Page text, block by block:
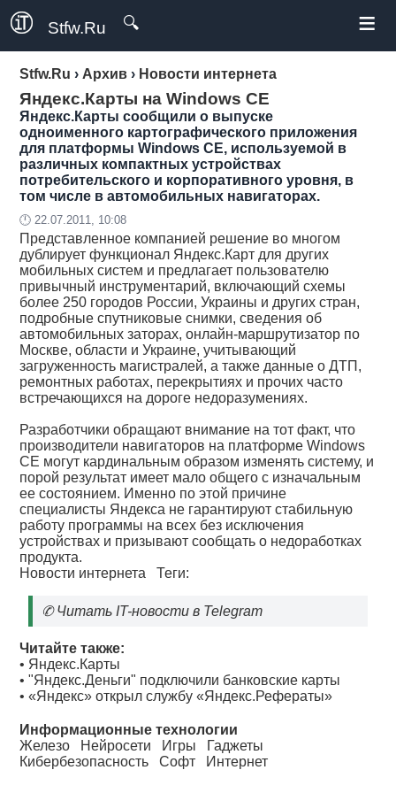
Stfw.Ru 🔍 ≡
Stfw.Ru › Архив › Новости интернета
Яндекс.Карты на Windows CE
Яндекс.Карты сообщили о выпуске
одноименного картографического приложения
для платформы Windows CE, используемой в
различных компактных устройствах
потребительского и корпоративного уровня, в
том числе в автомобильных навигаторах.
🕛 22.07.2011, 10:08
Представленное компанией решение во многом
дублирует функционал Яндекс.Карт для других
мобильных систем и предлагает пользователю
привычный инструментарий, включающий схемы
более 250 городов России, Украины и других стран,
подробные спутниковые снимки, сведения об
автомобильных заторах, онлайн-маршрутизатор по
Москве, области и Украине, учитывающий
загруженность магистралей, а также данные о ДТП,
ремонтных работах, перекрытиях и прочих часто
встречающихся на дороге недоразумениях.
Разработчики обращают внимание на тот факт, что
производители навигаторов на платформе Windows
CE могут кардинальным образом изменять систему, и
порой результат имеет мало общего с изначальным
ее состоянием. Именно по этой причине
специалисты Яндекса не гарантируют стабильную
работу программы на всех без исключения
устройствах и призывают сообщать о недоработках
продукта.
Новости интернета Теги:
✆Читать IT-новости в Telegram
Читайте также:
• Яндекс.Карты
•"Яндекс.Деньги" подключили банковские карты
•«Яндекс» открыл службу «Яндекс.Рефераты»
Информационные технологии
Железо
Нейросети Игры
Гаджеты
Кибербезопасность
Софт Интернет